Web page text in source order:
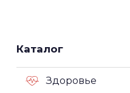
Каталог
Здоровье